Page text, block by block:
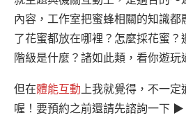
內容，工作室把蜜蜂相關的知識
了花蜜都放在哪裡？怎麼採花蜜
階級是什麼？諸如此類，看你遊玩
但在體能互動上我就覺得，不一定
喔！要預約之前還請先諮詢一下 ▶